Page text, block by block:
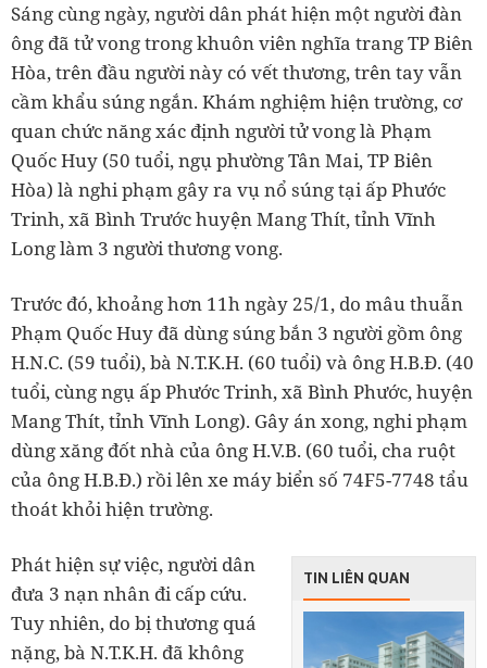
Sáng cùng ngày, người dân phát hiện một người đàn
ông đã tử vong trong khuôn viên nghĩa trang TP Biên
Hòa, trên đầu người này có vết thương, trên tay vẫn
cầm khẩu súng ngắn. Khám nghiệm hiện trường, cơ
quan chức năng xác định người tử vong là Phạm
Quốc Huy (50 tuổi, ngụ phường Tân Mai, TP Biên
Hòa) là nghi phạm gây ra vụ nổ súng tại ấp Phước
Trinh, xã Bình Trước huyện Mang Thít, tỉnh Vĩnh
Long làm 3 người thương vong.
Trước đó, khoảng hơn 11h ngày 25/1, do mâu thuẫn
Phạm Quốc Huy đã dùng súng bắn 3 người gồm ông
H.N.C. (59 tuổi), bà N.T.K.H. (60 tuổi) và ông H.B.Đ. (40
tuổi, cùng ngụ ấp Phước Trinh, xã Bình Phước, huyện
Mang Thít, tỉnh Vĩnh Long). Gây án xong, nghi phạm
dùng xăng đốt nhà của ông H.V.B. (60 tuổi, cha ruột
của ông H.B.Đ.) rồi lên xe máy biển số 74F5-7748 tẩu
thoát khỏi hiện trường.
TIN LIÊN QUAN
Phát hiện sự việc, người dân
đưa 3 nạn nhân đi cấp cứu.
Tuy nhiên, do bị thương quá
nặng, bà N.T.K.H. đã không